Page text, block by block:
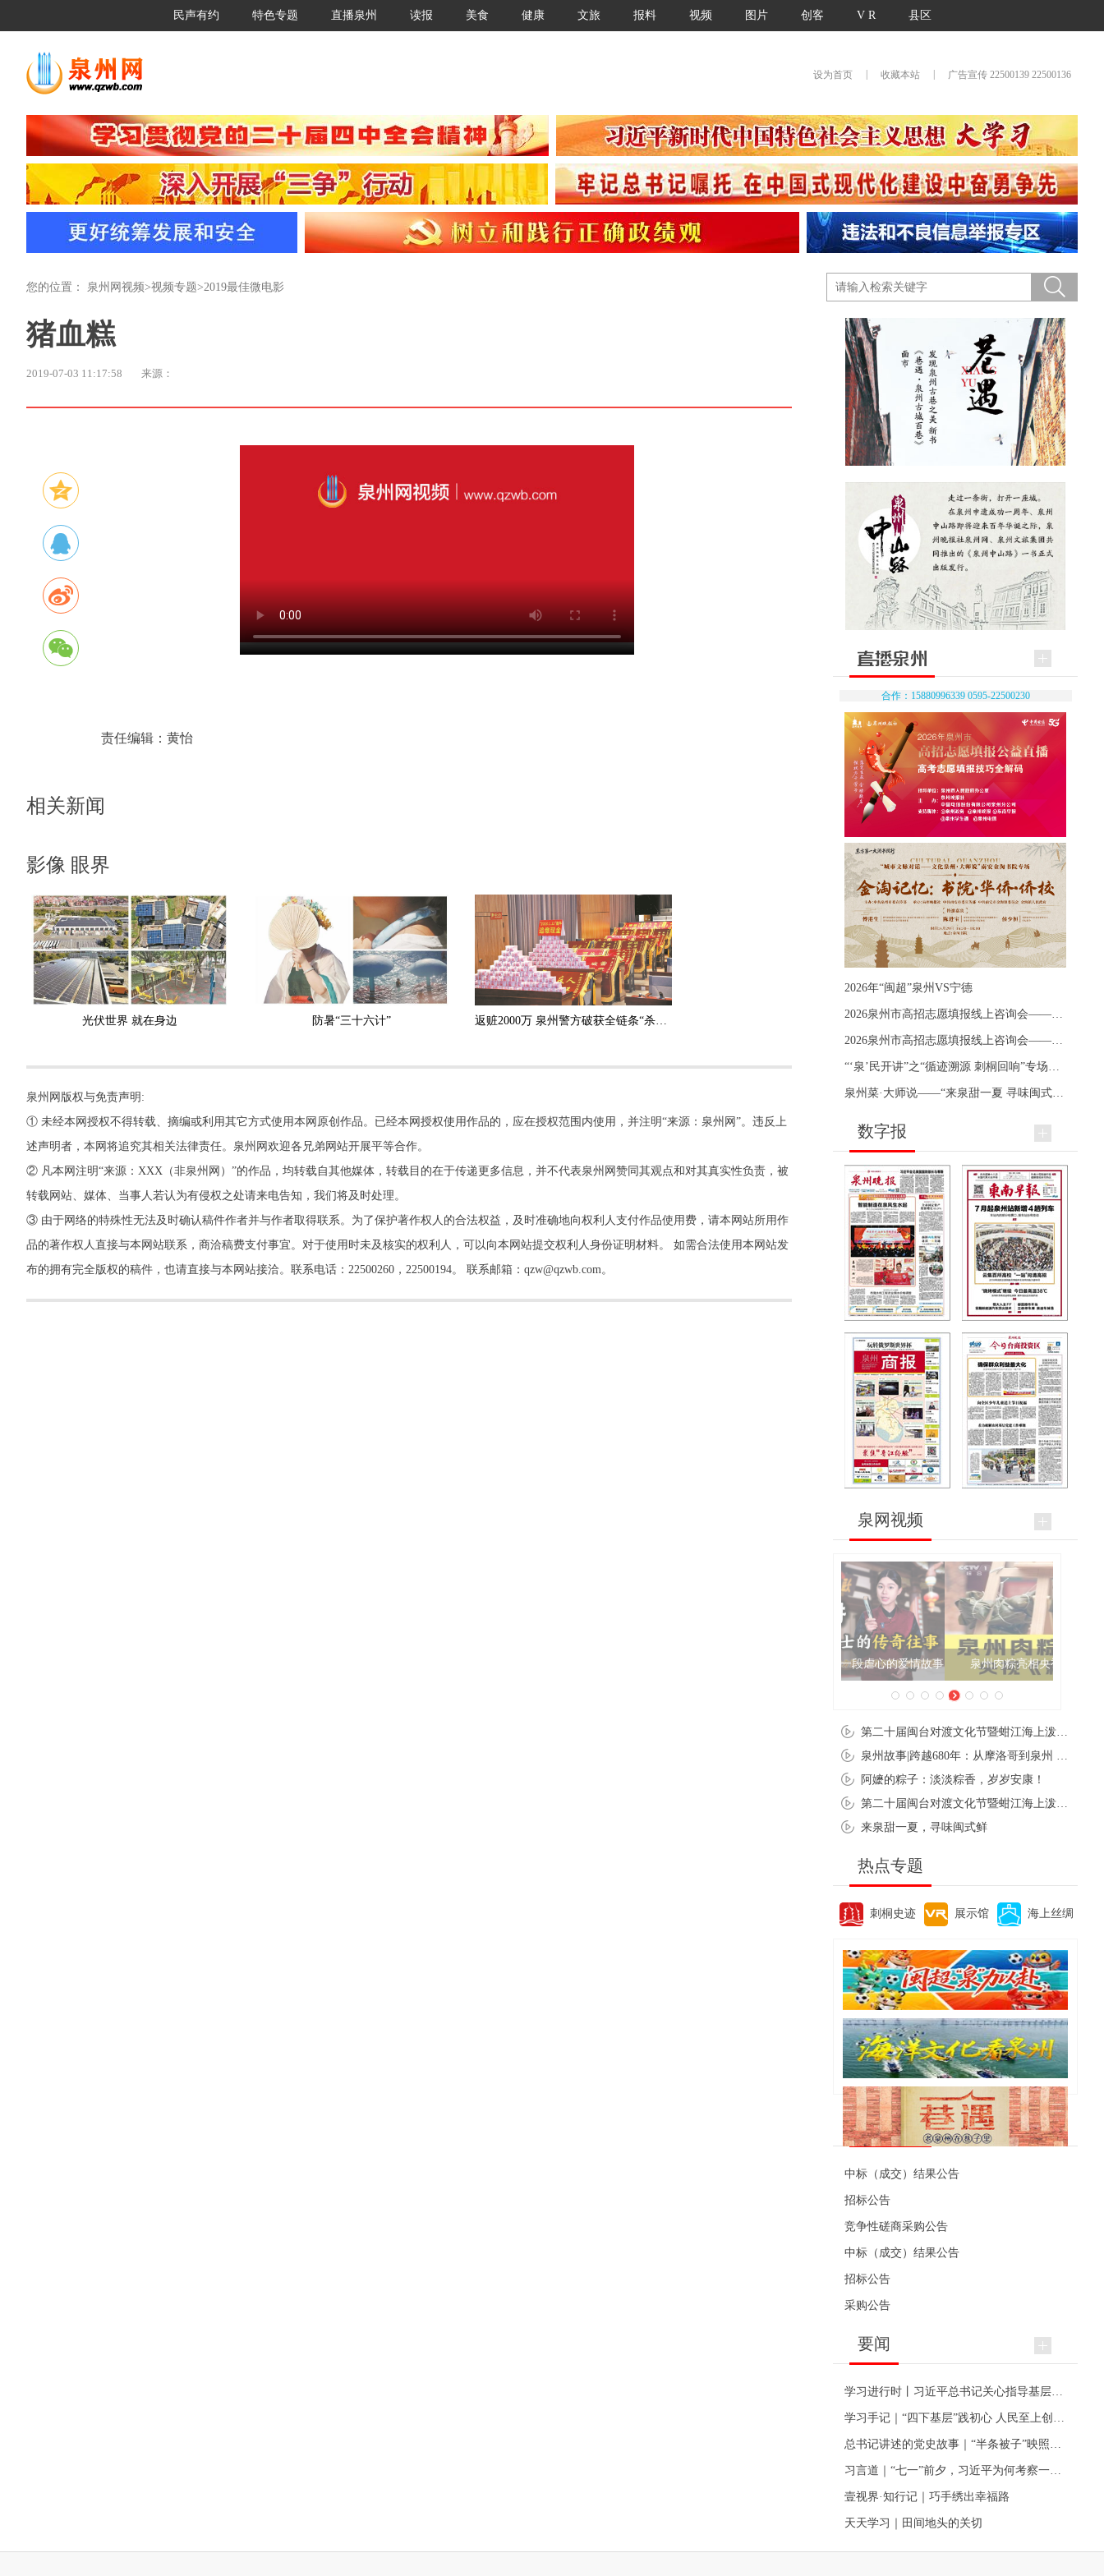
民声有约 特色专题 直播泉州 读报 美食 健康 文旅 报料 视频 图片 创客 V R 县区
设为首页 收藏本站 广告宣传 22500139 22500136
您的位置： 泉州网视频>视频专题>2019最佳微电影
猪血糕
2019-07-03 11:17:58 来源：
责任编辑： 黄怡
相关新闻
影像 眼界
光伏世界 就在身边 防暑“三十六计”
泉州网版权与免责声明:
① 未经本网授权不得转载、摘编或利用其它方式使用本网原创作品。已经本网授权使用作品的，应在授权范围内使用，并注明“来源：泉州网”。违反上
述声明者，本网将追究其相关法律责任。泉州网欢迎各兄弟网站开展平等合作。
② 凡本网注明“来源：XXX（非泉州网）”的作品，均转载自其他媒体，转载目的在于传递更多信息，并不代表泉州网赞同其观点和对其真实性负责，被
转载网站、媒体、当事人若认为有侵权之处请来电告知，我们将及时处理。
③ 由于网络的特殊性无法及时确认稿件作者并与作者取得联系。为了保护著作权人的合法权益，及时准确地向权利人支付作品使用费，请本网站所用作
品的著作权人直接与本网站联系，商洽稿费支付事宜。对于使用时未及核实的权利人，可以向本网站提交权利人身份证明材料。 如需合法使用本网站发
布的拥有完全版权的稿件，也请直接与本网站接洽。联系电话：22500260，22500194。 联系邮箱：qzw@qzwb.com。
合作：15880996339 0595-22500230
2026年“闽超”泉州VS宁德
数字报
泉网视频
泉州肉粽亮相央视《新闻联播》
阿嬷的粽子：淡淡粽香，岁岁安康！
来泉甜一夏，寻味闽式鲜
热点专题
刺桐史迹 展示馆 海上丝绸
便民资讯
中标（成交）结果公告
招标公告
竞争性磋商采购公告
中标（成交）结果公告
招标公告
采购公告
要闻
壹视界·知行记｜巧手绣出幸福路
天天学习｜田间地头的关切